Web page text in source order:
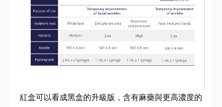
紅盒可以看成黑盒的升級版，含有麻藥與更高濃度的